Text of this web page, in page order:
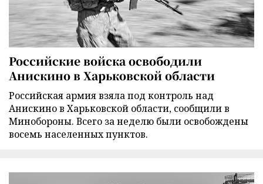
Российские войска освободили
Анискино в Харьковской области
Российская армия взяла под контроль над
Анискино в Харьковской области, сообщили в
Минобороны. Всего за неделю были освобождены
восемь населенных пунктов.